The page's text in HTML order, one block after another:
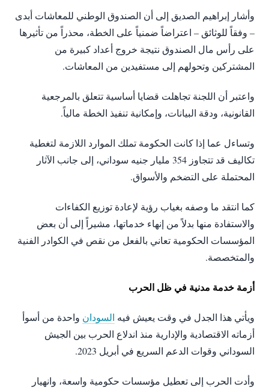
وأشار إبراهيم الصديق إلى أن الصندوق الوطني للمعاشات أبدى
– وفقاً للوثائق – اعتراضاً ضمنياً على الخطة، محذراً من تأثيرها
على رأس مال الصندوق نتيجة خروج أعداد كبيرة من
المشتركين وتحولهم إلى مستفيدين من المعاشات.
واعتبر أن اللجنة تجاهلت قضايا أساسية تتعلق بالمرجعية
القانونية، ودقة البيانات، وإمكانية تنفيذ الخطة مالياً.
وتساءل عما إذا كانت الحكومة تملك الموارد اللازمة لتغطية
تكاليف قد تتجاوز 354 مليار جنيه سوداني، إلى جانب الآثار
المحتملة على التضخم والأسواق.
كما انتقد ما وصفه بغياب رؤية لإعادة توزيع الكفاءات
والاستفادة منها بدلاً من إنهاء خدماتها، مشيراً إلى أن بعض
المؤسسات الحكومية تعاني بالفعل من نقص في الكوادر الفنية
والمتخصصة.
أزمة خدمة مدنية في ظل الحرب
ويأتي هذا الجدل في وقت يعيش فيه السودان واحدة من أسوأ
أزماته الاقتصادية والإدارية منذ اندلاع الحرب بين الجيش
السوداني وقوات الدعم السريع في أبريل 2023.
وأدت الحرب إلى تعطيل مؤسسات حكومية واسعة، وانهيار